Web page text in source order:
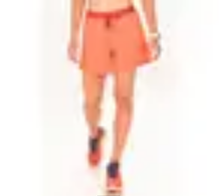
Organisation d'AventuresPlanification
Activités d'Aventure Aventure et Nature